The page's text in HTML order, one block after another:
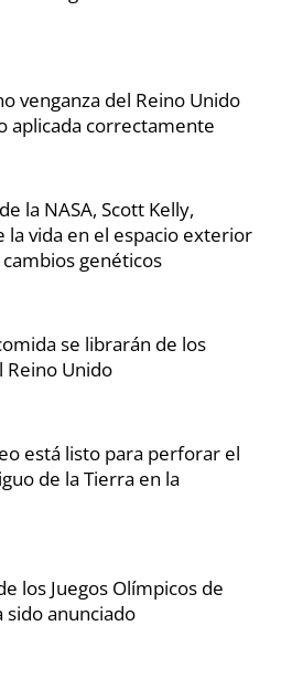
venganza del Reino Unido
aplicada correctamente
la NASA, Scott Kelly,
la vida en el espacio exterior
genéticos
se librarán de los
Reino Unido
está listo para perforar el
de la Tierra en la
los Juegos Olímpicos de
sido anunciado